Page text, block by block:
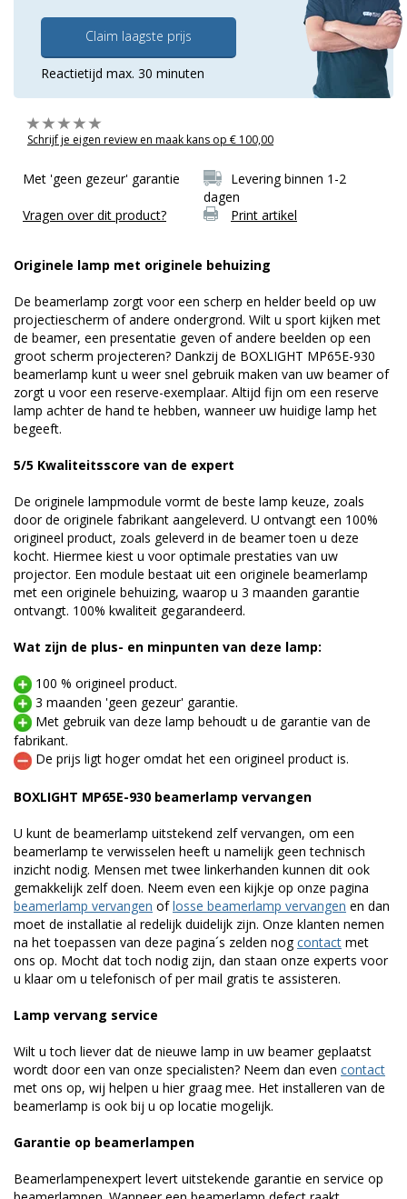
Claim laagste prijs
Reactietijd max. 30 minuten
Schrijf je eigen review en maak kans op € 100,00
Met 'geen gezeur' garantie
Levering binnen 1-2
dagen
Vragen over dit product?
Print artikel
Originele lamp met originele behuizing
De beamerlamp zorgt voor een scherp en helder beeld op uw
projectiescherm of andere ondergrond. Wilt u sport kijken met
de beamer, een presentatie geven of andere beelden op een
groot scherm projecteren? Dankzij de BOXLIGHT MP65E-930
beamerlamp kunt u weer snel gebruik maken van uw beamer of
zorgt u voor een reserve-exemplaar. Altijd fijn om een reserve
lamp achter de hand te hebben, wanneer uw huidige lamp het
begeeft.
5/5 Kwaliteitsscore van de expert
De originele lampmodule vormt de beste lamp keuze, zoals
door de originele fabrikant aangeleverd. U ontvangt een 100%
origineel product, zoals geleverd in de beamer toen u deze
kocht. Hiermee kiest u voor optimale prestaties van uw
projector. Een module bestaat uit een originele beamerlamp
met een originele behuizing, waarop u 3 maanden garantie
ontvangt. 100% kwaliteit gegarandeerd.
Wat zijn de plus- en minpunten van deze lamp:
100 % origineel product.
3 maanden 'geen gezeur' garantie.
Met gebruik van deze lamp behoudt u de garantie van de
fabrikant.
De prijs ligt hoger omdat het een origineel product is.
BOXLIGHT MP65E-930 beamerlamp vervangen
U kunt de beamerlamp uitstekend zelf vervangen, om een
beamerlamp te verwisselen heeft u namelijk geen technisch
inzicht nodig. Mensen met twee linkerhanden kunnen dit ook
gemakkelijk zelf doen. Neem even een kijkje op onze pagina
beamerlamp vervangen oflosse beamerlamp vervangen en dan
moet de installatie al redelijk duidelijk zijn. Onze klanten nemen
na het toepassen van deze pagina´s zelden nogcontact met
ons op. Mocht dat toch nodig zijn, dan staan onze experts voor
u klaar om u telefonisch of per mail gratis te assisteren.
Lamp vervang service
Wilt u toch liever dat de nieuwe lamp in uw beamer geplaatst
wordt door een van onze specialisten? Neem dan even contact
met ons op, wij helpen u hier graag mee. Het installeren van de
beamerlamp is ook bij u op locatie mogelijk.
Garantie op beamerlampen
Beamerlampenexpert levert uitstekende garantie en service op